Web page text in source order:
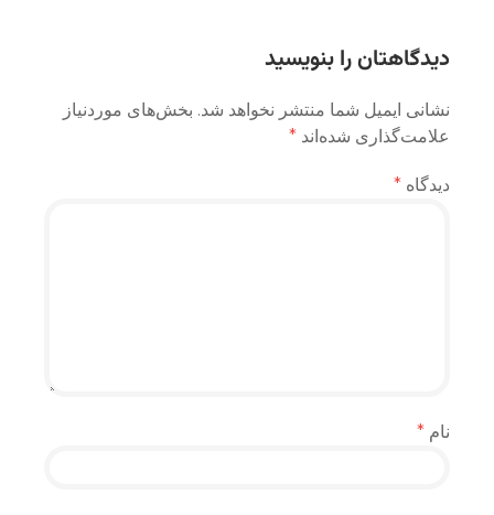
دیدگاهتان را بنویسید
نشانی ایمیل شما منتشر نخواهد شد. بخش‌های موردنیاز
علامت‌گذاری شده‌اند *
دیدگاه *
نام *